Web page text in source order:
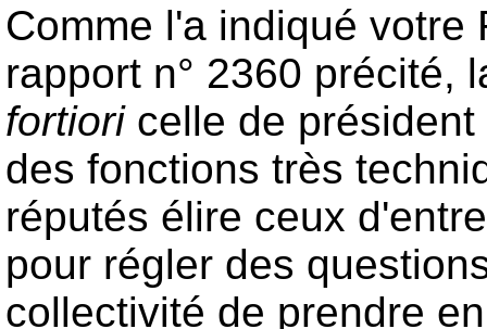
Comme l'a indiqué
rapport n° 2360 précité,
fortioricelle de président
des fonctions très
réputés élire ceux
pour régler des
collectivité de prendre